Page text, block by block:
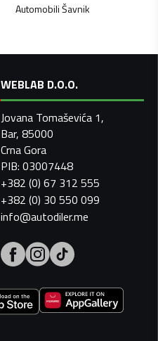
AutomobiliŠavnik
WEBLAB D.O.O.
Jovana Tomaševića 1,
Bar, 85000
Crna Gora
PIB: 03007448
+382 (0) 67 312 555
+382 (0) 30 550 099
info@autodiler.me